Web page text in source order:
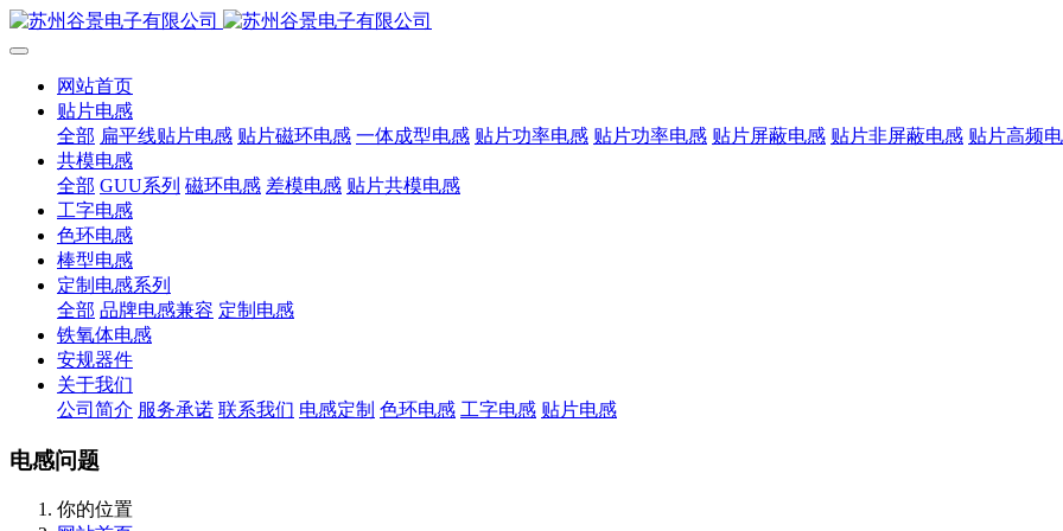
网站首页
贴片电感
全部 扁平线贴片电感 贴片磁环电感 一体成型电感 贴片功率电感 贴片功率电感 贴片屏蔽电感 贴片非屏蔽电感 贴片高频
共模电感
全部 GUU系列 磁环电感 差模电感 贴片共模电感
工字电感
色环电感
棒型电感
定制电感系列
全部 品牌电感兼容 定制电感
铁氧体电感
安规器件
关于我们
公司简介 服务承诺 联系我们 电感定制 色环电感 工字电感 贴片电感
电感问题
你的位置